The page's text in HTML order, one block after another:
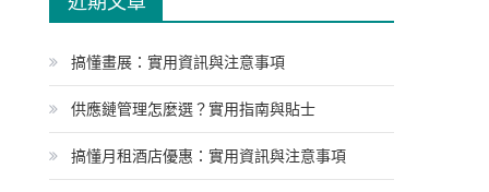
字:
搞懂畫展：實用資訊與注意事項
供應鏈管理怎麼選？實用指南與貼士
搞懂月租酒店優惠：實用資訊與注意事項